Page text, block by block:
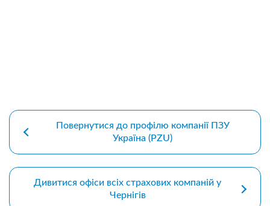
Повернутися до профілю компанії ПЗУ
Україна (PZU)
Дивитися офіси всіх страхових компаній у
Чернігів